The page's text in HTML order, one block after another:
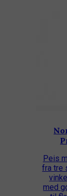
Peis
fra tre
med